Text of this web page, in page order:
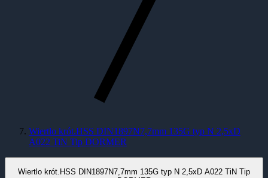
Wiertlo krót.HSS DIN1897N7,7mm 135G typ N 2,5xD
A022 TiN Tip DORMER
Wiertlo krót.HSS DIN1897N7,7mm 135G typ N 2,5xD A022 TiN Tip